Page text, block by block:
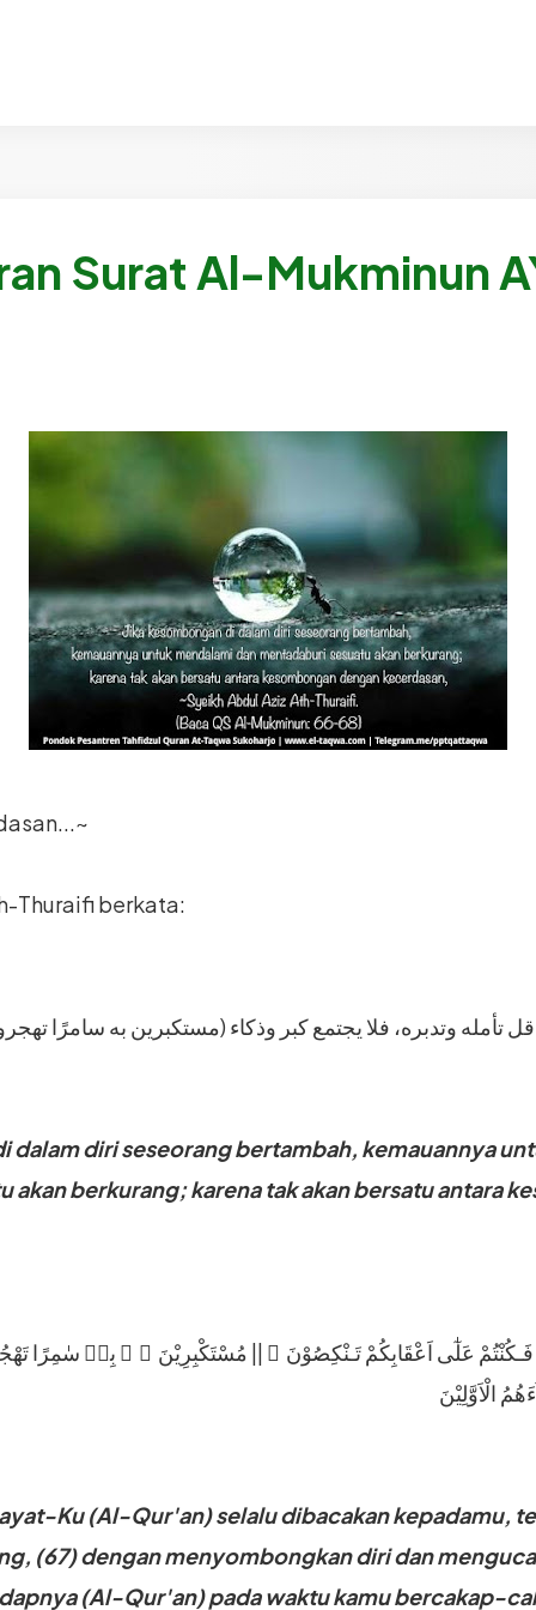
Surat Al-Mukminun
Thuraifi berkata:
قل تأمله وتدبره، فلا يجتمع كبر وذكاء (مستكبرين به سامرًا
dalam diri seseorang bertambah, kemauannya
akan berkurang; karena tak akan bersatu antara
فَـكُنْتُمْ عَلٰٓى اَعْقَابِكُمْ تَـنْكِصُوْنَ ۙ || مُسْتَكْبِرِيْنَ ۖ ۙ بِهٖ سٰمِرًا
Ku (Al-Qur'an) selalu dibacakan kepadamu,
(67) dengan menyombongkan diri dan
(Al-Qur'an) pada waktu kamu bercakap-